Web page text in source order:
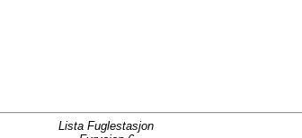
Lista Fuglestasjon